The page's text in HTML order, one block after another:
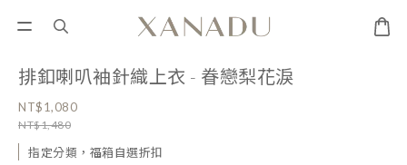
排釦喇叭袖針織上衣 - 眷戀梨花淚
NT$1,080
NT$1,480
指定分類，福箱自選折扣